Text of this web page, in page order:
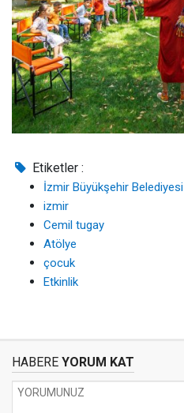
Etiketler :
İzmir Büyükşehir Belediyesi
izmir
Cemil tugay
Atölye
çocuk
Etkinlik
HABERE YORUM KAT